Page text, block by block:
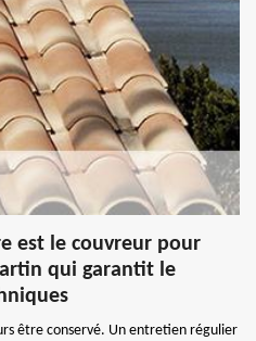
est le couvreur pour
qui garantit le
être conservé. Un entretien régulier